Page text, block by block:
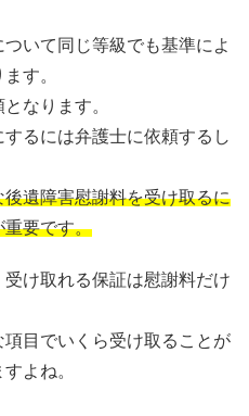
いて同じ等級でも基準によ
す。
なります。
るには弁護士に依頼するし
遺障害慰謝料を受け取るに
重要です。
け取れる保証は慰謝料だけ
目でいくら受け取ることが
よね。